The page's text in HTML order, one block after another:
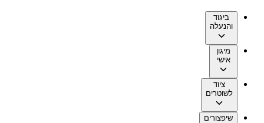
ביגוד
והנעלה
מיגון
אישי
ציוד
לשוטרים
שיפצורים